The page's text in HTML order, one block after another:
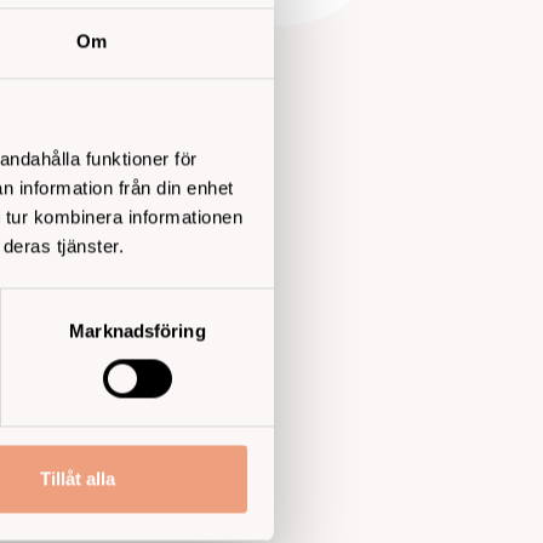
Om
funktioner för
information från din enhet
kombinera informationen
tjänster.
Marknadsföring
Tillåt alla
bukorgan,
eventuella
ofarligt. Men
Om hon
man kliver in